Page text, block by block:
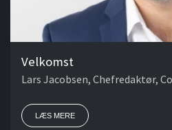
Velkomst
Lars Jacobsen, Chefredaktør,
LÆS MERE